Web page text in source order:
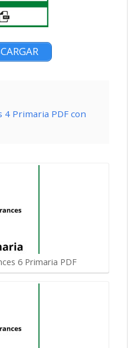
4 Primaria PDF con
6 Primaria PDF